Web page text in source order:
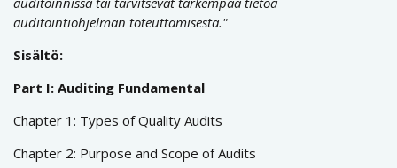
auditointiohjelman toteuttamisesta."
Sisältö:
Part I: Auditing Fundamental
Chapter 1: Types of Quality Audits
Chapter 2: Purpose and Scope of Audits